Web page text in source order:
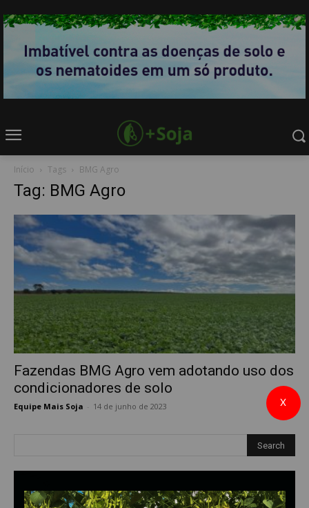
Início Tags BMG Agro
Tag: BMG Agro
Fazendas BMG Agro vem adotando uso dos
condicionadores de solo
Equipe Mais Soja 14 de junho de 2023 X